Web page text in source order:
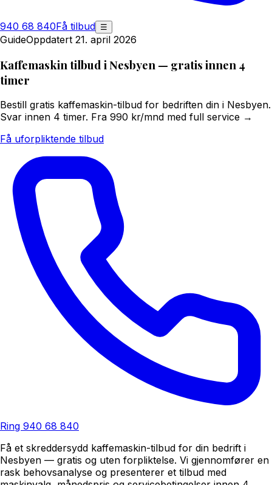
940 68 840Få tilbud ☰
GuideOppdatert 21. april 2026
Kaffemaskin tilbud i Nesbyen — gratis innen 4
timer
Bestill gratis kaffemaskin-tilbud for bedriften din i Nesbyen.
Svar innen 4 timer. Fra 990 kr/mnd med full service →
Få uforpliktende tilbud
Ring 940 68 840
Få et skreddersydd kaffemaskin-tilbud for din bedrift i
Nesbyen — gratis og uten forpliktelse. Vi gjennomfører en
rask behovsanalyse og presenterer et tilbud med